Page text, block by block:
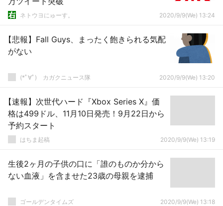
ネトウヨにゅーす。 2020/9/9(We) 13:24
【悲報】Fall Guys、まったく飽きられる気配
がない
(*ﾟ∀ﾟ)ゞカガクニュース隊 2020/9/9(We) 13:20
【速報】次世代ハード『Xbox Series X』価
格は499ドル、11月10日発売！9月22日から
予約スタート
はちま起稿 2020/9/9(We) 13:19
生後2ヶ月の子供の口に「誰のものか分から
ない血液」を含ませた23歳の母親を逮捕
ゴールデンタイムズ 2020/9/9(We) 13:18